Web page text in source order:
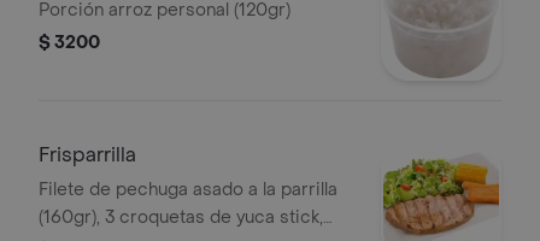
Porción arroz personal (120gr)
$ 3200
Frisparrilla
Filete de pechuga asado a la parrilla
(160gr), 3 croquetas de yuca stick,